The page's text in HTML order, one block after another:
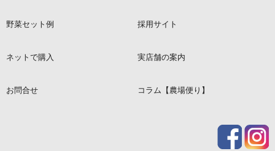
野菜セット例 採用サイト
ネットで購入 実店舗の案内
お問合せ コラム【農場便り】